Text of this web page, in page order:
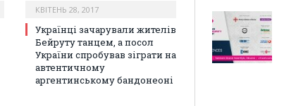
КВІТЕНЬ 28, 2017
Українці зачарували жителів
Бейруту танцем, а посол
України спробував зіграти на
автентичному
аргентинському бандонеоні